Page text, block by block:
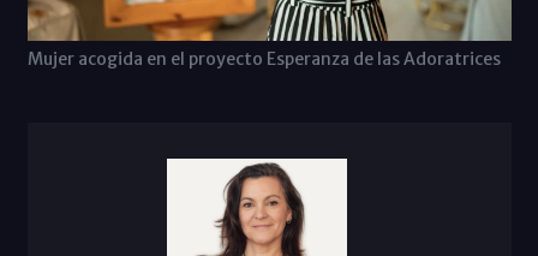
Mujer acogida en el proyecto Esperanza de las Adoratrices